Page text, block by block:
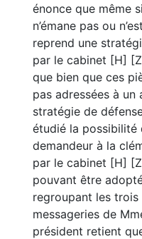
énonce que même
n’émane pas ou
reprend une
par le cabinet [H]
que bien que ces
pas adressées à un
stratégie de
étudié la possibilité
demandeur à la
par le cabinet [H]
pouvant être
regroupant les trois
messageries de
président retient